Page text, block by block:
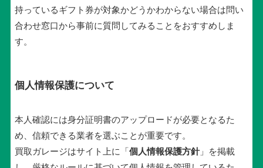
持っているギフト券が対象かどうかわからない場合は問い
合わせ窓口から事前に質問してみることをおすすめしま
す。
個人情報保護について
本人確認には身分証明書のアップロードが必要となるた
め、信頼できる業者を選ぶことが重要です。
買取ガレージはサイト上に「個人情報保護方針」を掲載